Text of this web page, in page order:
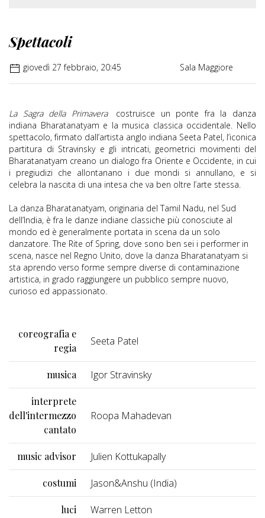
Spettacoli
giovedì 27 febbraio, 20:45 Sala Maggiore
La Sagra della Primavera
costruisce un ponte fra la danza
indiana Bharatanatyam e la musica classica occidentale. Nello
spettacolo, firmato dall’artista anglo indiana Seeta Patel, l’iconica
partitura di Stravinsky e gli intricati, geometrici movimenti del
Bharatanatyam creano un dialogo fra Oriente e Occidente, in cui
i pregiudizi che allontanano i due mondi si annullano, e si
celebra la nascita di una intesa che va ben oltre l’arte stessa.
La danza Bharatanatyam, originaria del Tamil Nadu, nel Sud
dell’India, è fra le danze indiane classiche più conosciute al
mondo ed è generalmente portata in scena da un solo
danzatore. The Rite of Spring, dove sono ben sei i performer in
scena, nasce nel Regno Unito, dove la danza Bharatanatyam si
sta aprendo verso forme sempre diverse di contaminazione
artistica, in grado raggiungere un pubblico sempre nuovo,
curioso ed appassionato.
coreografia e
regia
Seeta Patel
musica Igor Stravinsky
interprete
dell'intermezzo
cantato
Roopa Mahadevan
music advisor Julien Kottukapally
costumi Jason&Anshu (India)
luci Warren Letton